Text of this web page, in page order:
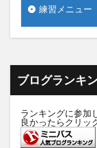
練習メニュー
ブログランキ
ランキングに参加
良かったらクリッ